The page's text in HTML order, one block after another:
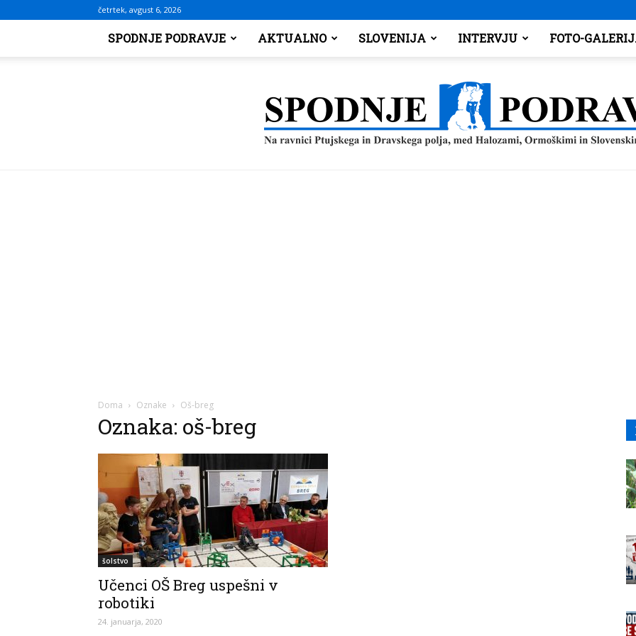
četrtek, avgust 6, 2026
SPODNJE PODRAVJE AKTUALNO SLOVENIJA INTERVJU FOTO-
Doma Oznake Oš-breg
Oznaka: oš-breg
šolstvo
Učenci OŠ Breg uspešni v
robotiki
24. januarja, 2020